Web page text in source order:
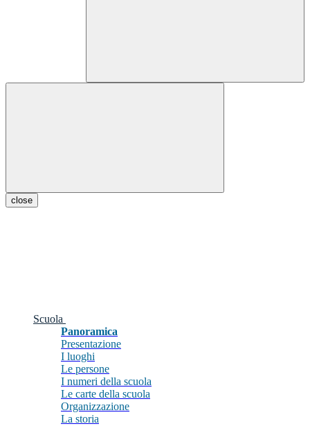
close
Scuola
Panoramica
Presentazione
I luoghi
Le persone
I numeri della scuola
Le carte della scuola
Organizzazione
La storia